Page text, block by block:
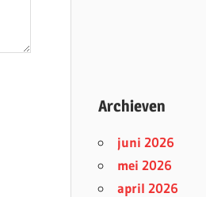
Archieven
juni 2026
mei 2026
april 2026